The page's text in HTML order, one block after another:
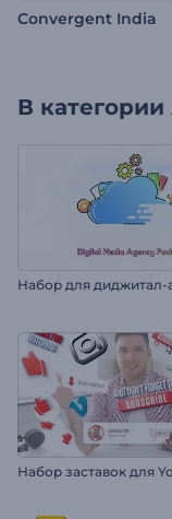
Convergent India
В категории
Набор для диджитал-
Набор заставок для